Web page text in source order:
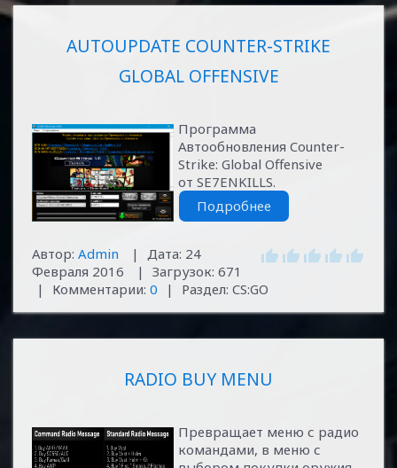
AUTOUPDATE COUNTER-STRIKE
GLOBAL OFFENSIVE
Программа
Автообновления Counter-
Strike: Global Offensive
от SE7ENKILLS.
Подробнее
Автор: Admin | Дата: 24
Февраля 2016
| Загрузок: 671
|
Комментарии: 0 | Раздел: CS:GO
RADIO BUY MENU
Превращает меню с радио
командами, в меню с